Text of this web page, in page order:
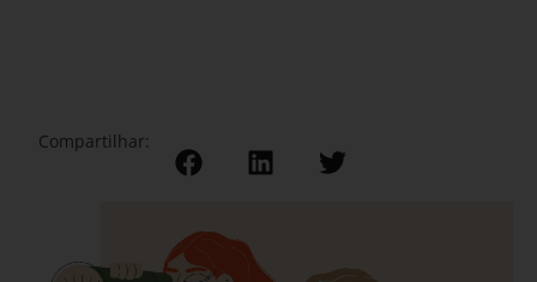
Compartilhar: